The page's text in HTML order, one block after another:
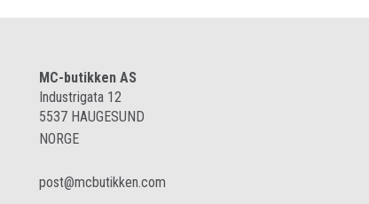
MC-butikken AS
Industrigata 12
5537 HAUGESUND
NORGE
post@mcbutikken.com